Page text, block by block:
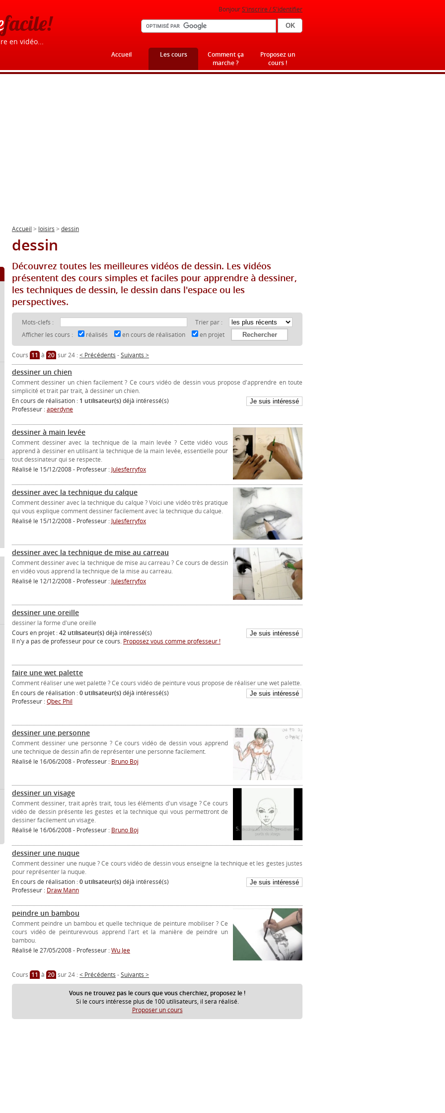
facile!
en vidéo...
BonjourS'inscrire / S'identifier
Accueil Les cours
Comment ça
marche ?
Proposez un
cours !
Accueil > loisirs > dessin
dessin
Découvrez toutes les meilleures vidéos de dessin. Les vidéos
présentent des cours simples et faciles pour apprendre à dessiner,
les techniques de dessin, le dessin dans l'espace ou les
perspectives.
Mots-clefs :
Trier par :
Afficher les cours :
réalisés en cours de réalisation en projet
Cours 11à 20sur 24 :< Précédents -Suivants >
dessiner un chien
Comment dessiner un chien facilement ? Ce cours vidéo de dessin vous propose d'apprendre en toute
simplicité et trait par trait, à dessiner un chien.
En cours de réalisation : 1 utilisateur(s)déjà intéressé(s)
Professeur :aperdyne
dessiner à main levée
Comment dessiner avec la technique de la main levée ? Cette vidéo vous
apprend à dessiner en utilisant la technique de la main levée, essentielle pour
tout dessinateur qui se respecte.
Réalisé le 15/12/2008 - Professeur : Julesferryfox
dessiner avec la technique du calque
Comment dessiner avec la technique du calque ? Voici une vidéo très pratique
qui vous explique comment dessiner facilement avec la technique du calque.
Réalisé le 15/12/2008 - Professeur : Julesferryfox
dessiner avec la technique de mise au carreau
Comment dessiner avec la technique de mise au carreau ? Ce cours de dessin
en vidéo vous apprend la technique de la mise au carreau.
Réalisé le 12/12/2008 - Professeur : Julesferryfox
dessiner une oreille
dessiner la forme d'une oreille
Cours en projet :42 utilisateur(s)déjà intéressé(s)
Il n'y a pas de professeur pour ce cours. Proposez vous comme professeur !
faire une wet palette
Comment réaliser une wet palette ? Ce cours vidéo de peinture vous propose de réaliser une wet palette.
En cours de réalisation :0 utilisateur(s)déjà intéressé(s)
Professeur :Qbec Phil
dessiner une personne
Comment dessiner une personne ? Ce cours vidéo de dessin vous apprend
une technique de dessin afin de représenter une personne facilement.
Réalisé le 16/06/2008 - Professeur : Bruno Boj
dessiner un visage
Comment dessiner, trait après trait, tous les éléments d'un visage ? Ce cours
vidéo de dessin présente les gestes et la technique qui vous permettront de
dessiner facilement un visage.
Réalisé le 16/06/2008 - Professeur : Bruno Boj
dessiner une nuque
Comment dessiner une nuque ? Ce cours vidéo de dessin vous enseigne la technique et les gestes justes
pour représenter la nuque.
En cours de réalisation :0 utilisateur(s)déjà intéressé(s)
Professeur : Draw Mann
peindre un bambou
Comment peindre un bambou et quelle technique de peinture mobiliser ? Ce
cours vidéo de peinturevvous apprend l'art et la manière de peindre un
bambou.
Réalisé le 27/05/2008 - Professeur :Wu Jee
Cours 11à 20sur 24 :< Précédents -Suivants >
Vous ne trouvez pas le cours que vous cherchiez, proposez le !
Si le cours intéresse plus de 100 utilisateurs, il sera réalisé.
Proposer un cours